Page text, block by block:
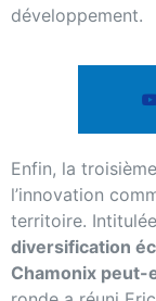
développement.
Enfin, la
l’innovation
territoire. Intitulée
diversification
Chamonix peut-